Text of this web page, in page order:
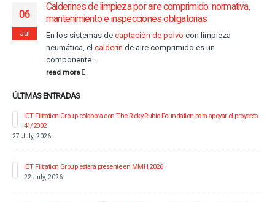
06
Jul
Calderines de limpieza por aire comprimido: normativa,
mantenimiento e inspecciones obligatorias
En los sistemas de captación de polvo con limpieza
neumática, el calderín de aire comprimido es un
componente...
read more
ÚLTIMAS ENTRADAS
ICT Filtration Group colabora con The Ricky Rubio Foundation para apoyar el proyecto
41/2002
27 July, 2026
ICT Filtration Group estará presente en MMH 2026
22 July, 2026